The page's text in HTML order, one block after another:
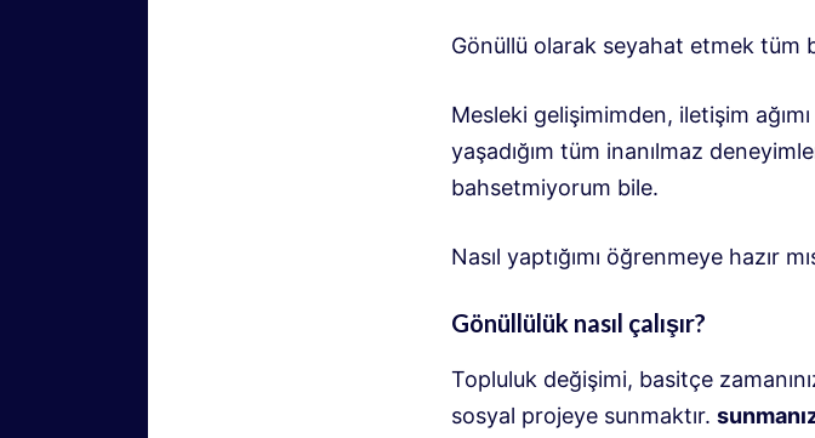
Gönüllü olarak seyahat etmek tüm
Mesleki gelişimimden, iletişim
yaşadığım tüm inanılmaz
bahsetmiyorum bile.
Nasıl yaptığımı öğrenmeye hazır
Gönüllülük nasıl çalışır?
Topluluk değişimi, basitçe
sosyal projeye sunmaktır.